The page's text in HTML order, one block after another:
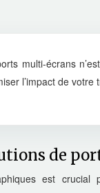
multi-écrans
l’impact de votre
de
est crucial